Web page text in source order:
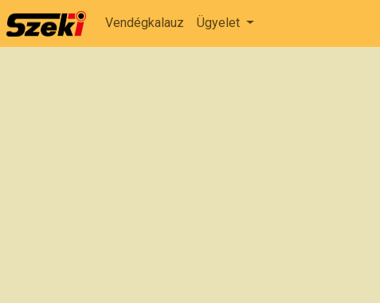
Vendégkalauz Ügyelet